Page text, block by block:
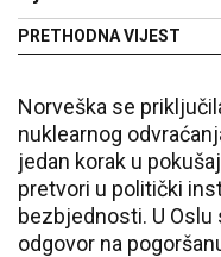
PRETHODNA VIJEST
Norveška se
nuklearnog
jedan korak u
pretvori u politički
bezbjednosti. U
odgovor na